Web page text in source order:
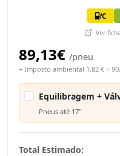
C
Ver
89,13€ /pneu
+ Imposto ambiental 1,82 € =
Equilibragem +
Pneus até 17"
Total Estimado: